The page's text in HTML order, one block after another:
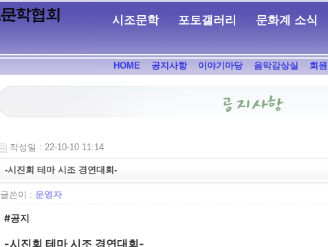
시조문학 포토갤러리 문화계 소식
HOME 공지사항 이야기마당 음악감상실 회
작성일 : 22-10-10 11:14
-시진회 테마 시조 경연대회-
글쓴이 : 운영자
#공지
-시진회 테마 시조 경연대회-